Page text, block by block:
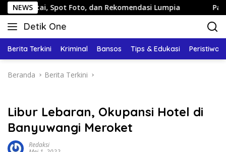
Langsung
ke
konten
NEWS
Foto, dan Rekomendasi Lumpia Panduan Wisata
Detik One
Tajam
Fakta
Berita Terkini Kriminal Bansos Tips & Edukasi Peristiwa
Beranda Berita Terkini
Libur Lebaran, Okupansi Hotel di
Banyuwangi Meroket
Redaksi